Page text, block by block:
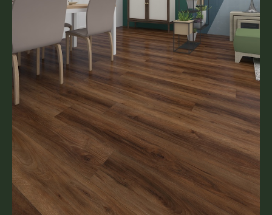
Пн-Пт с 9:00 до 18:00
info@floorwood-group.com
8 800 200 80 41